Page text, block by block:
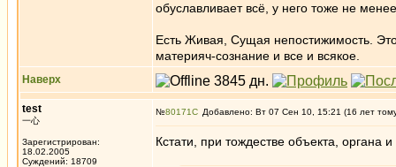
обуславливает всё, у него тоже не
Есть Живая, Сущая непостижимость.
материяч-сознание и все и всякое.
Наверх
test
一心
Зарегистрирован:
18.02.2005
Суждений: 18709
№80171 Добавлено: Вт 07 Сен 10, 15:21 (16 лет
Кстати, при тождестве объекта, органа